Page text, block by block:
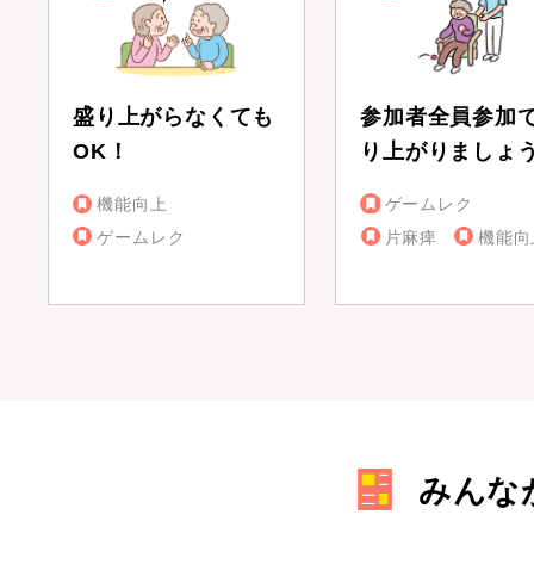
盛り上がらなくても
OK！
機能向上
ゲームレク
参加者全員参加
り上がりましょ
ゲームレク
片麻痺
機能向
みんな